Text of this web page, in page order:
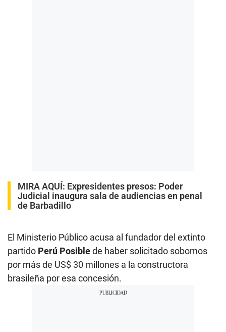
MIRA AQUÍ: Expresidentes presos: Poder
Judicial inaugura sala de audiencias en penal
de Barbadillo
El Ministerio Público acusa al fundador del extinto
partido Perú Posiblede haber solicitado sobornos
por más de US$ 30 millones a la constructora
brasileña por esa concesión.